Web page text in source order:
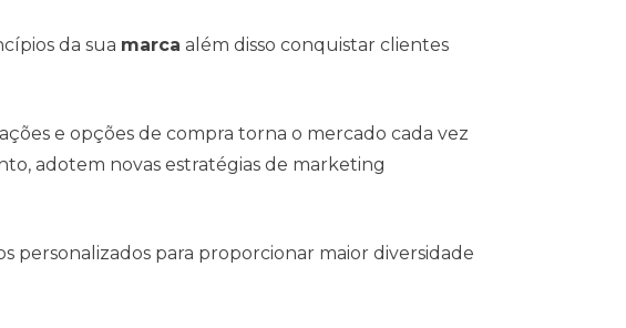
da sua marca além disso conquistar clientes
e opções de compra torna o mercado cada vez
adotem novas estratégias de marketing
personalizados para proporcionar maior diversidade